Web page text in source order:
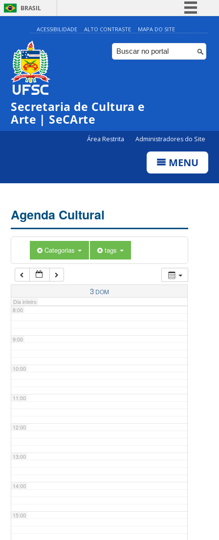
BRASIL
Simplifique!
Comunica BR
Participe
ACESSIBILIDADE ALTO CONTRASTE MAPA DO SITE
Secretaria de Cultura e
Arte | SeCArte
Área Restrita Administradores do Site
MENU
Agenda Cultural
Categorias tags
3 DOM
Dia inteiro
0:00
1:00
5:00
7:00
8:00
9:00
10:00
11:00
12:00
13:00
14:00
15:00